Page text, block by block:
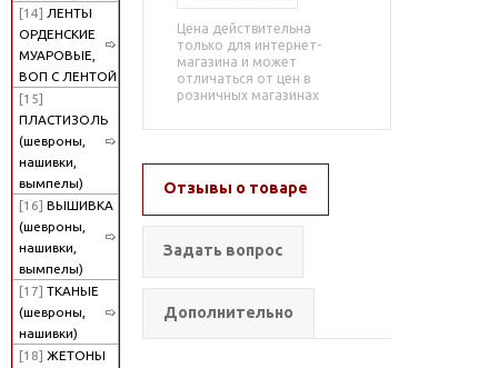
[14] ЛЕНТЫ
ОРДЕНСКИЕ
МУАРОВЫЕ,
ВОП С ЛЕНТОЙ
[15]
ПЛАСТИЗОЛЬ
(шевроны,
нашивки,
вымпелы)
[16] ВЫШИВКА
(шевроны,
нашивки,
вымпелы)
[17] ТКАНЫЕ
(шевроны,
нашивки)
[18] ЖЕТОНЫ
Цена действительна
только для интернет-
магазина и может
отличаться от цен в
розничных магазинах
Отзывы о товаре
Задать вопрос
Дополнительно